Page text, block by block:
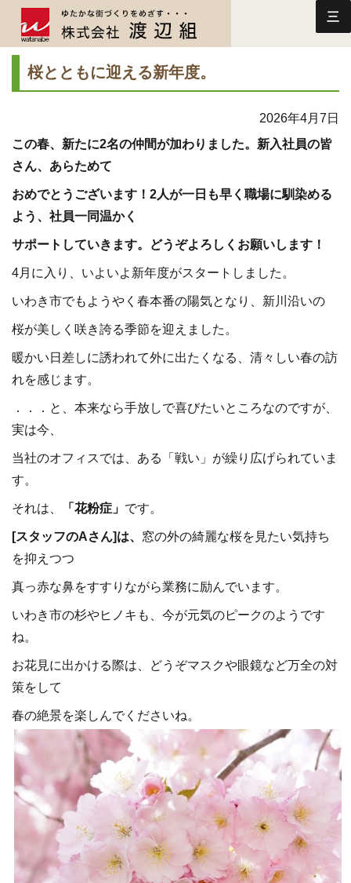
三
桜とともに迎える新年度。
2026年4月7日
この春、新たに2名の仲間が加わりました。新入社員の皆
さん、あらためて
おめでとうございます！2人が一日も早く職場に馴染める
よう、社員一同温かく
サポートしていきます。どうぞよろしくお願いします！
4月に入り、いよいよ新年度がスタートしました。
いわき市でもようやく春本番の陽気となり、新川沿いの
桜が美しく咲き誇る季節を迎えました。
暖かい日差しに誘われて外に出たくなる、清々しい春の訪
れを感じます。
．．．と、本来なら手放しで喜びたいところなのですが、
実は今、
当社のオフィスでは、ある「戦い」が繰り広げられていま
す。
それは、 「花粉症」 です。
[スタッフのAさん]は、 窓の外の綺麗な桜を見たい気持ち
を抑えつつ
真っ赤な鼻をすすりながら業務に励んでいます。
いわき市の杉やヒノキも、今が元気のピークのようです
ね。
お花見に出かける際は、どうぞマスクや眼鏡など万全の対
策をして
春の絶景を楽しんでくださいね。